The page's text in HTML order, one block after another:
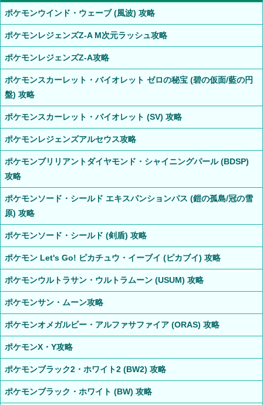
ポケモンウインド・ウェーブ (風波) 攻略
ポケモンレジェンズZ-A M次元ラッシュ攻略
ポケモンレジェンズZ-A攻略
ポケモンスカーレット・バイオレット ゼロの秘宝 (碧の仮面/藍の円
盤) 攻略
ポケモンスカーレット・バイオレット (SV) 攻略
ポケモンレジェンズアルセウス攻略
ポケモンブリリアントダイヤモンド・シャイニングパール (BDSP)
攻略
ポケモンソード・シールド エキスパンションパス (鎧の孤島/冠の雪
原) 攻略
ポケモンソード・シールド (剣盾) 攻略
ポケモン Let's Go! ピカチュウ・イーブイ (ピカブイ) 攻略
ポケモンウルトラサン・ウルトラムーン (USUM) 攻略
ポケモンサン・ムーン攻略
ポケモンオメガルビー・アルファサファイア (ORAS) 攻略
ポケモンX・Y攻略
ポケモンブラック2・ホワイト2 (BW2) 攻略
ポケモンブラック・ホワイト (BW) 攻略